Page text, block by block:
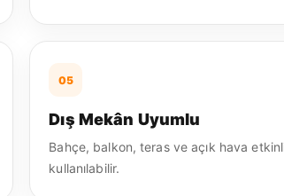
05
Dış Mekân Uyumlu
Bahçe, balkon, teras ve açık hava
kullanılabilir.